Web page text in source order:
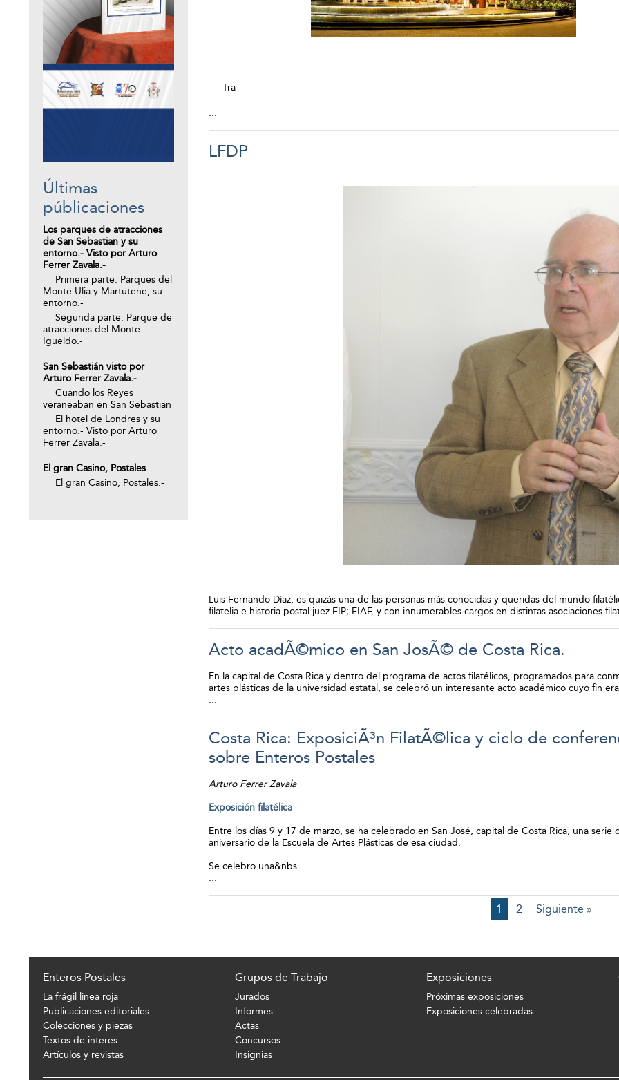
Últimas
públicaciones
Los parques de atracciones
de San Sebastian y su
entorno.- Visto por Arturo
Ferrer Zavala.-
Primera parte: Parques del
Monte Ulia y Martutene, su
entorno.-
Segunda parte: Parque de
atracciones del Monte
Igueldo.-
San Sebastián visto por
Arturo Ferrer Zavala.-
Cuando los Reyes
veraneaban en San Sebastian
El hotel de Londres y su
entorno.- Visto por Arturo
Ferrer Zavala.-
El gran Casino, Postales
El gran Casino, Postales.-
Tra
...
LFDP
Luis Fernando Díaz, es quizás una de las personas más conocidas y queridas del mundo
filatelia e historia postal juez FIP; FIAF, y con innumerables cargos en distintas asociaciones
Acto acadÃ©mico en San JosÃ© de Costa Rica.
En la capital de Costa Rica y dentro del programa de actos filatélicos, programados para
artes plásticas de la universidad estatal, se celebró un interesante acto académico cuyo fin
...
Costa Rica: ExposiciÃ³n FilatÃ©lica y ciclo de
sobre Enteros Postales
Arturo Ferrer Zavala
Exposición filatélica
Entre los días 9 y 17 de marzo, se ha celebrado en San José, capital de Costa Rica, una
aniversario de la Escuela de Artes Plásticas de esa ciudad.
Se celebro una&nbs
...
1 2 Siguiente »
Enteros Postales
La frágil linea roja
Publicaciones editoriales
Colecciones y piezas
Textos de interes
Artículos y revistas
Grupos de Trabajo
Jurados
Informes
Actas
Concursos
Insignias
Exposiciones
Próximas exposiciones
Exposiciones celebradas